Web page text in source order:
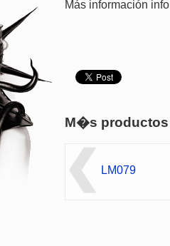
Más información
M�s
LM079